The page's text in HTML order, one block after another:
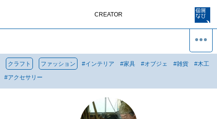
CREATOR
クラフト ファッション #インテリア #家具 #オブジェ #雑貨 #木工
#アクセサリー